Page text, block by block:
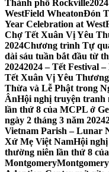
Thành phố Rockville
WestField WheatonĐón
Year Celebration at
Chợ Tết Xuân Vị Yêu
2024Chương trình Tự
dài sáu tuần bắt đầu từ
20242024 – Tết Festival
Tết Xuân Vị Yêu
Thừa và Lễ Phật trong
ÂnHội nghị truyện tranh
lần thứ 8 của MCPL ở
ngày 2 tháng 3 năm 2024
Vietnam Parish – Lunar
Xứ Mẹ Việt NamHội
thường niên lần thứ 8
Montgomery